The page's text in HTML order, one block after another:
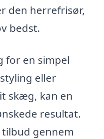
den herrefrisør,
bedst.
for en simpel
eller
skæg, kan en
resultat.
tilbud gennem